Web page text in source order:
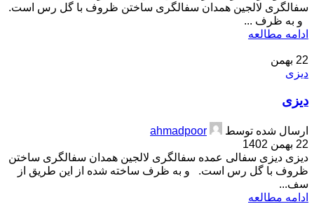
سفالگری لالجین همدان سفالگری ساختن ظروف با گل رس است.
و به ظرف ...
ادامه مطالعه
22 بهمن
دیزی
دیزی
ارسال شده توسط
ahmadpoor
22 بهمن 1402
دیزی دیزی سفالی عمده سفالگری لالجین همدان سفالگری ساختن
ظروف با گل رس است. و به ظرف ساخته شده از این طریق از
سف...
ادامه مطالعه